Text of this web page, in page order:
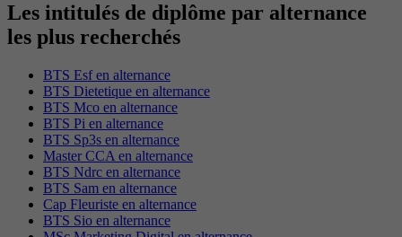
Les intitulés de diplôme par alternance
les plus recherchés
BTS Esf en alternance
BTS Dietetique en alternance
BTS Mco en alternance
BTS Pi en alternance
BTS Sp3s en alternance
Master CCA en alternance
BTS Ndrc en alternance
BTS Sam en alternance
Cap Fleuriste en alternance
BTS Sio en alternance